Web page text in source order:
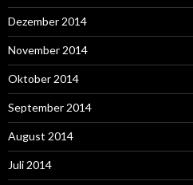
Dezember 2014
November 2014
Oktober 2014
September 2014
August 2014
Juli 2014